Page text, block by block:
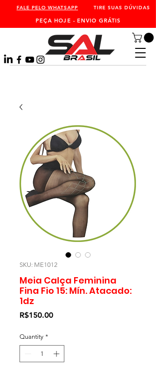
FALE PELO WHATSAPP TIRE SUAS DÚVIDAS
PEÇA HOJE - ENVIO GRÁTIS
SKU: ME1012
Meia Calça Feminina
Fina Fio 15: Mín. Atacado:
1dz
R$150.00Price
Quantity *